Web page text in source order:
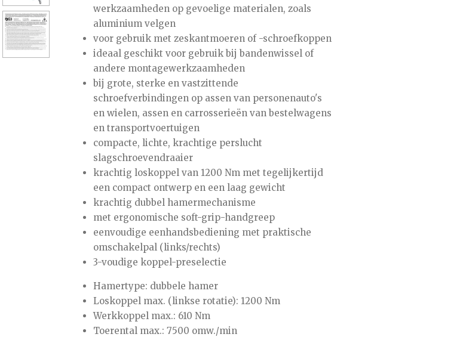
werkzaamheden op gevoelige materialen, zoals
aluminium velgen
voor gebruik met zeskantmoeren of -schroefkoppen
ideaal geschikt voor gebruik bij bandenwissel of
andere montagewerkzaamheden
bij grote, sterke en vastzittende
schroefverbindingen op assen van personenauto's
en wielen, assen en carrosserieën van bestelwagens
en transportvoertuigen
compacte, lichte, krachtige perslucht
slagschroevendraaier
krachtig loskoppel van 1200 Nm met tegelijkertijd
een compact ontwerp en een laag gewicht
krachtig dubbel hamermechanisme
met ergonomische soft-grip-handgreep
eenvoudige eenhandsbediening met praktische
omschakelpal (links/rechts)
3-voudige koppel-preselectie
Hamertype: dubbele hamer
Loskoppel max. (linkse rotatie): 1200 Nm
Werkkoppel max.: 610 Nm
Toerental max.: 7500 omw./min